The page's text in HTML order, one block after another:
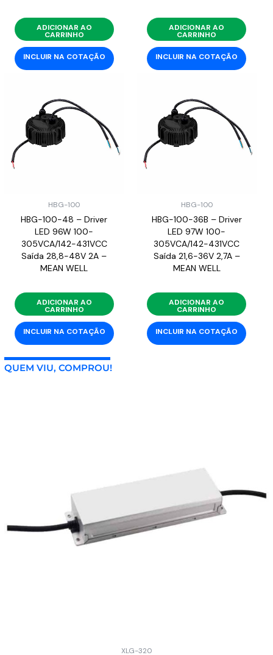
ADICIONAR AO
CARRINHO
INCLUIR NA COTAÇÃO
ADICIONAR AO
CARRINHO
INCLUIR NA COTAÇÃO
HBG-100
HBG-100-48 – Driver
LED 96W 100-
305VCA/142-431VCC
Saída 28,8-48V 2A –
MEAN WELL
ADICIONAR AO
CARRINHO
INCLUIR NA COTAÇÃO
HBG-100
HBG-100-36B – Driver
LED 97W 100-
305VCA/142-431VCC
Saída 21,6-36V 2,7A –
MEAN WELL
ADICIONAR AO
CARRINHO
INCLUIR NA COTAÇÃO
QUEM VIU, COMPROU!
XLG-320